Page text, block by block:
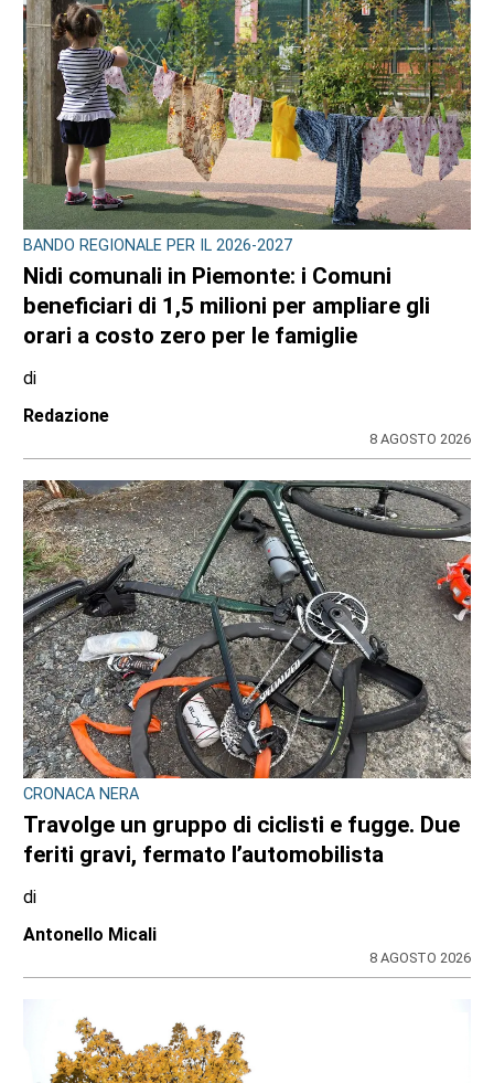
BANDO REGIONALE PER IL 2026-2027
Nidi comunali in Piemonte: i Comuni
beneficiari di 1,5 milioni per ampliare gli
orari a costo zero per le famiglie
di
Redazione
8 AGOSTO 2026
CRONACA NERA
Travolge un gruppo di ciclisti e fugge. Due
feriti gravi, fermato l’automobilista
di
Antonello Micali
8 AGOSTO 2026